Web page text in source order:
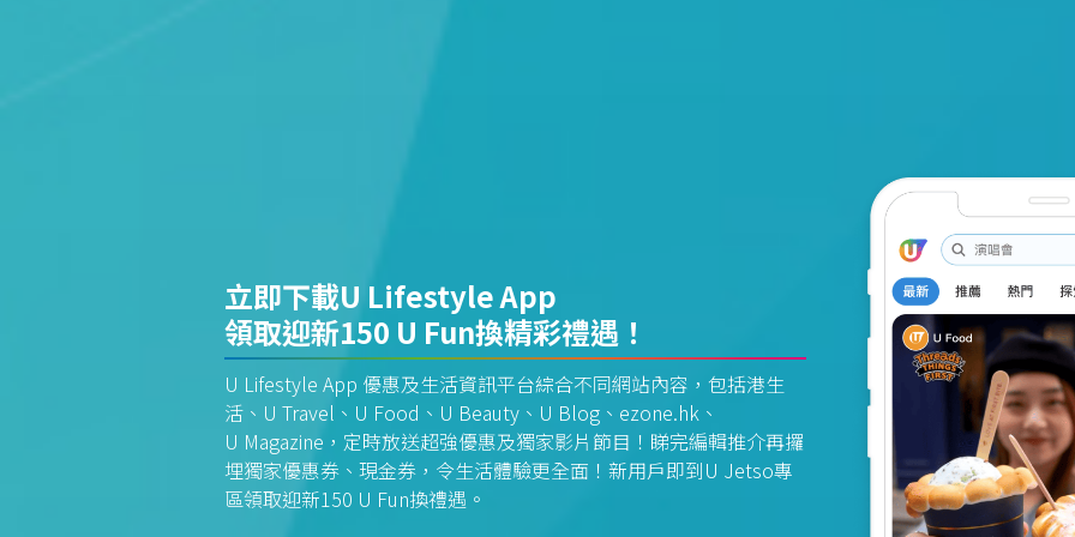
立即下載U Lifestyle App
領取迎新150 U Fun換精彩禮遇！
U Lifestyle App 優惠及生活資訊平台綜合不同網站內容，包括港生
活、U Travel、U Food、U Beauty、U Blog、ezone.hk、
U Magazine，定時放送超強優惠及獨家影片節目！睇完編輯推介再攞
埋獨家優惠券、現金券，令生活體驗更全面！新用戶即到U Jetso專
區領取迎新150 U Fun換禮遇。